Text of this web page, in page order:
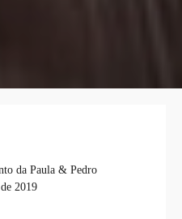
da Paula & Pedro
2019